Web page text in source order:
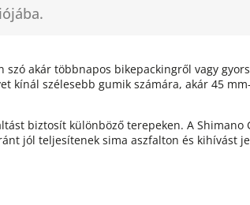
akár többnapos bikepackingről vagy
kínál szélesebb gumik számára, akár 45
biztosít különböző terepeken. A Shimano
jól teljesítenek sima aszfalton és kihívást